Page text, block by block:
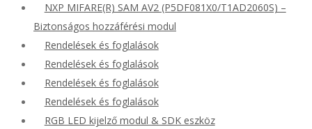
NXP MIFARE(R) SAM AV2 (P5DF081X0/T1AD2060S) –
Biztonságos hozzáférési modul
Rendelések és foglalások
Rendelések és foglalások
Rendelések és foglalások
Rendelések és foglalások
RGB LED kijelző modul & SDK eszköz